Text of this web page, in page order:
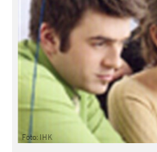
Foto: IHK